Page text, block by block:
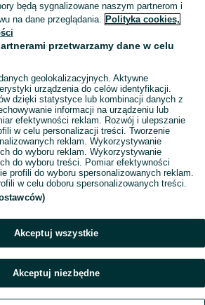
będą sygnalizowane naszym partnerom i
na dane przeglądania. Polityka cookies,
przetwarzamy dane w celu
geolokalizacyjnych. Aktywne
urządzenia do celów identyfikacji.
dzięki statystyce lub kombinacji danych z
informacji na urządzeniu lub
efektywności reklam. Rozwój i ulepszanie
w celu personalizacji treści. Tworzenie
reklam. Wykorzystywanie
do wyboru reklam. Wykorzystywanie
do wyboru treści. Pomiar efektywności
profili do wyboru spersonalizowanych reklam.
w celu doboru spersonalizowanych treści.
Akceptuj wszystkie
Akceptuj niezbędne